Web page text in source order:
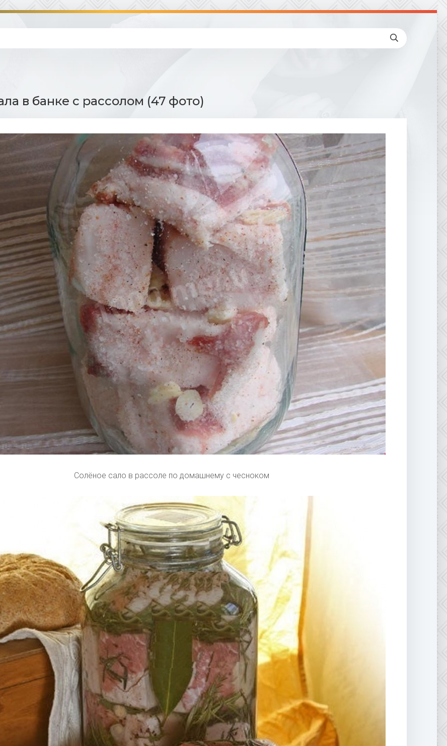
в банке с рассолом (47 фото)
Солёное сало в рассоле по домашнему с чесноком